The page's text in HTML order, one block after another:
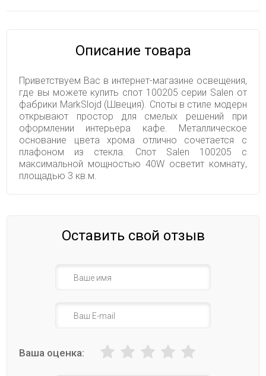
Описание товара
Приветствуем Вас в интернет-магазине освещения,
где вы можете купить спот 100205 серии Salen от
фабрики MarkSlojd (Швеция). Споты в стиле модерн
открывают простор для смелых решений при
оформлении интерьера кафе. Металлическое
основание цвета хрома отлично сочетается с
плафоном из стекла. Спот Salen 100205 с
максимальной мощностью 40W осветит комнату,
площадью 3 кв.м.
Оставить свой отзыв
Ваша оценка: